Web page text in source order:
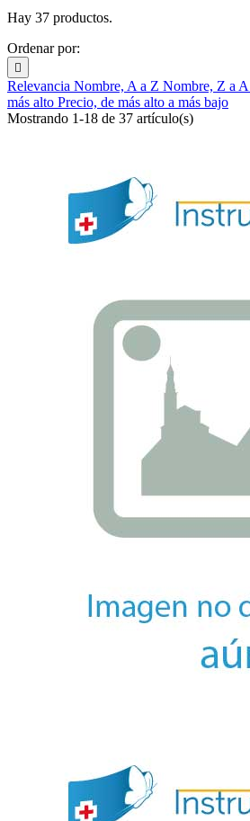
Hay 37 productos.
Ordenar por:

Relevancia Nombre, A a Z Nombre, Z a A
más alto Precio, de más alto a más bajo
Mostrando 1-18 de 37 artículo(s)